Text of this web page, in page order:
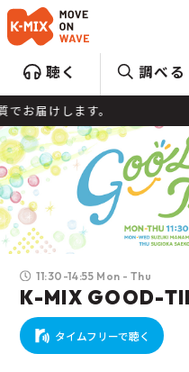
聴く 調べる
11:30-14:55 Mon - Thu
K-MIX GOOD-
タイムフリーで聴く